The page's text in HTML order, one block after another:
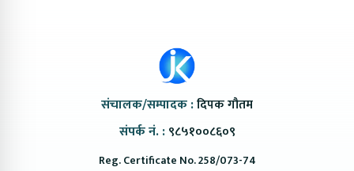
संचालक/सम्पादक :दिपक गौतम
संपर्क नं. : ९८५१००८६०९
Reg. Certificate No. 258/073-74